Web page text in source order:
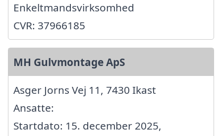
Enkeltmandsvirksomhed
CVR: 37966185
MH Gulvmontage ApS
Asger Jorns Vej 11, 7430 Ikast
Ansatte:
Startdato: 15. december 2025,